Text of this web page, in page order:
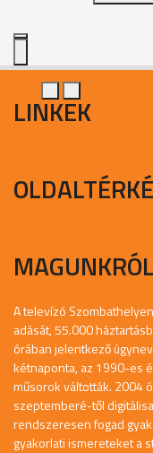
LINKEK
MAGUNKRÓL
A televízó
adását, 55.000
órában jelentkező
kétnaponta, az 1990-es
műsorok váltották. 2004
szeptemberé-től
rendszeresen fogad
gyakorlati ismereteket a